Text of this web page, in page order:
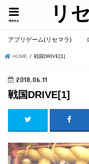
リ
menu
アプリゲーム(リセマラ)
HOME 戦国DRIVE[1]
2018.06.11
戦国DRIVE[1]